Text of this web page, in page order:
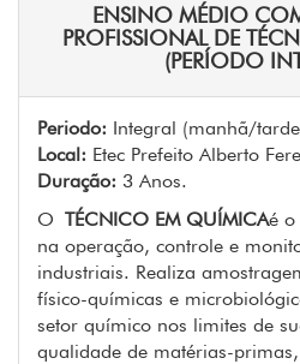
ENSINO MÉDIO
PROFISSIONAL DE
(PERÍODO
Periodo: Integral (manhã/
Local: Etec Prefeito Alberto
Duração: 3 Anos.
O TÉCNICO EM QUÍMICAé o
na operação, controle e
industriais. Realiza
físico-químicas e
setor químico nos limites de
qualidade de matérias-